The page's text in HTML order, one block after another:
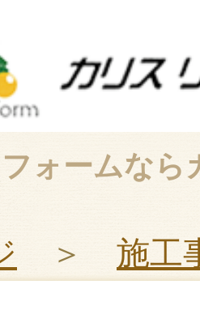
ォームな
＞ 施工